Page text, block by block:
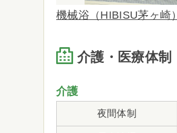
機械浴（HIBISU茅ヶ崎）
介護・医療体制
介護
夜間体制